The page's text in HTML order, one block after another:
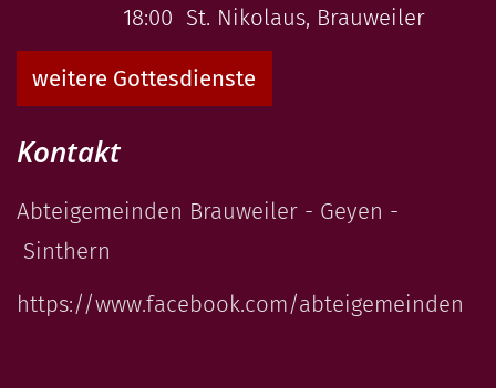
18:00 St. Nikolaus, Brauweiler
weitere Gottesdienste
Kontakt
Abteigemeinden Brauweiler - Geyen -
Sinthern
https://www.facebook.com/abteigemeinden